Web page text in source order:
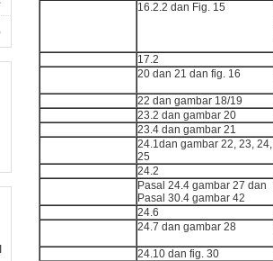
16.2.2 dan Fig. 15
17.2
20 dan 21 dan fig. 16
22 dan gambar 18/19
23.2 dan gambar 20
23.4 dan gambar 21
24.1dan gambar 22, 23, 24,
25
24.2
Pasal 24.4 gambar 27 dan
Pasal 30.4 gambar 42
24.6
24.7 dan gambar 28
24.10 dan fig. 30